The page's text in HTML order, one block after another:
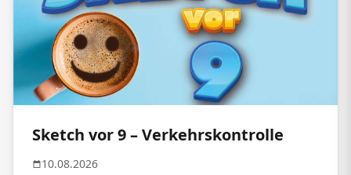
Sketch vor 9 – Verkehrskontrolle
10.08.2026